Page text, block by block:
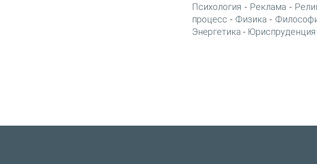
Психология - Реклама -
процесс - Физика -
Энергетика - Юриспруденция